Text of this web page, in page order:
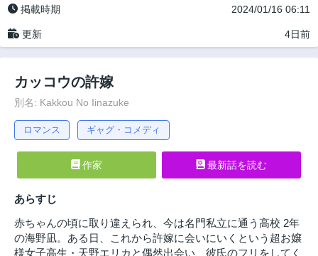
掲載時期 2024/01/16 06:11
更新 4日前
カッコウの許嫁
別名: Kakkou No Iinazuke
ロマンス ギャグ・コメディ
作家 最新話を読む
あらすじ
赤ちゃんの頃に取り違えられ、今は名門私立に通う高校 2年
の海野凪。ある日、これから許嫁に会いにいくという超お嬢
様女子高生・天野エリカと偶然出会い、彼氏のフリをしてく